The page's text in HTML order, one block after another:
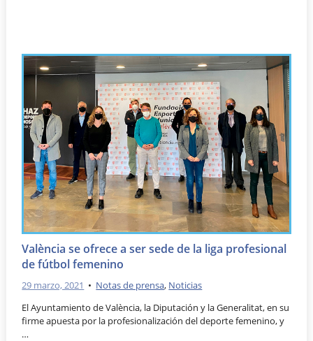
València se ofrece a ser sede de la liga profesional
de fútbol femenino
29 marzo, 2021 • Notas de prensa, Noticias
El Ayuntamiento de València, la Diputación y la Generalitat, en su
firme apuesta por la profesionalización del deporte femenino, y
…